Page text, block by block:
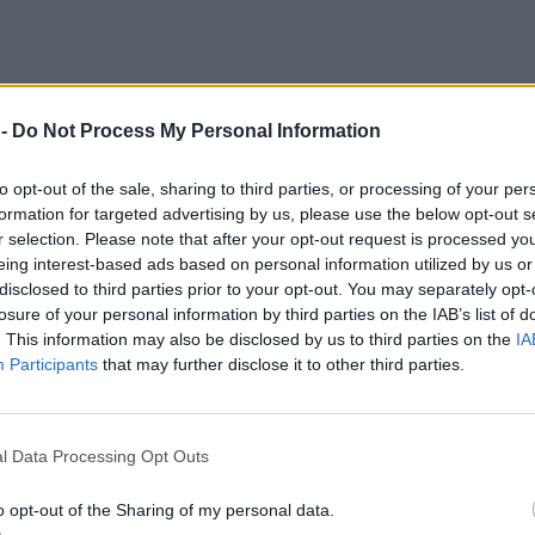
Do Not Process My Personal Information
opt-out of the sale, sharing to third parties, or processing of your
for targeted advertising by us, please use the below opt-out
selection. Please note that after your opt-out request is processed
interest-based ads based on personal information utilized by us
to third parties prior to your opt-out. You may separately
of your personal information by third parties on the IAB’s list of
This information may also be disclosed by us to third parties on the
Participants that may further disclose it to other third parties.
Data Processing Opt Outs
opt-out of the Sharing of my personal data.
gimnazjów i wprowadzenie limitu przedmiotów
oblegane kierunki.
pozalekcyjne ewoluowały z funkcji kompensacyjnej
z 3, 4 czy nawet 5 przedmiotów rozszerzonych
na publicznym systemie edukacji.
liczyć będą się już jedynie biologia i chemia, a podczas dwóch lat
to duże obciążenie. Poza tym obecny system „odrzuca”